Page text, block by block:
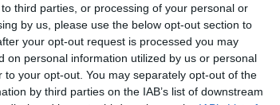
third parties, or processing of your personal or
by us, please use the below opt-out section to
your opt-out request is processed you may
on personal information utilized by us or personal
your opt-out. You may separately opt-out of the
by third parties on the IAB’s list of downstream